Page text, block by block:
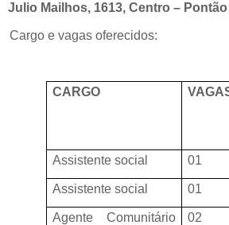
Julio Mailhos, 1613, Centro – Pontão
Cargo e vagas oferecidos:
CARGO
Assistente social 01
Assistente social 01
Agente Comunitário
02